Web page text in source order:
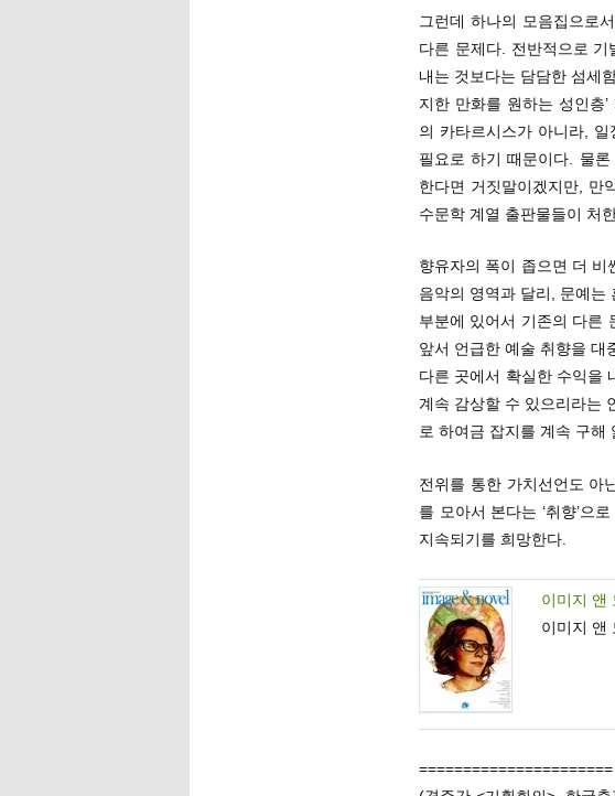
그런데 하나의 모음집으로
다른 문제다. 전반적으로
내는 것보다는 담담한 섬세
지한 만화를 원하는 성인층
의 카타르시스가 아니라,
필요로 하기 때문이다. 물
한다면 거짓말이겠지만, 만
수문학 계열 출판물들이 처
향유자의 폭이 좁으면 더
음악의 영역과 달리, 문예는
부분에 있어서 기존의 다른
앞서 언급한 예술 취향을 대
다른 곳에서 확실한 수익을
계속 감상할 수 있으리라는
로 하여금 잡지를 계속 구해
전위를 통한 가치선언도 아
를 모아서 본다는 ‘취향’으
지속되기를 희망한다.
이미지 앤
이미지 앤
======================